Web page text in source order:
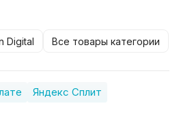
Digital Все товары категории
Яндекс Сплит